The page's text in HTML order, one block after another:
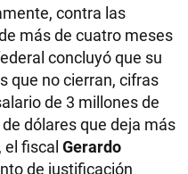
contra las
más de cuatro meses
concluyó que su
que no cierran, cifras
de 3 millones de
dólares que deja más
el fiscal Gerardo
de justificación